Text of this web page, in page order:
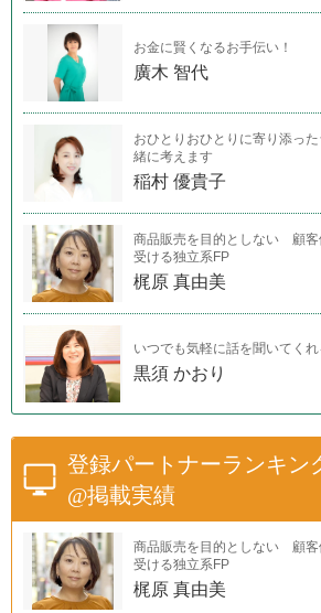
お金に賢くなるお手伝い！
廣木 智代
おひとりおひとりに寄り添っ
緒に考えます
稲村 優貴子
商品販売を目的としない 顧客
受ける独立系FP
梶原 真由美
いつでも気軽に話を聞いてく
黒須 かおり
登録パートナーランキン
@掲載実績
商品販売を目的としない 顧客
受ける独立系FP
梶原 真由美